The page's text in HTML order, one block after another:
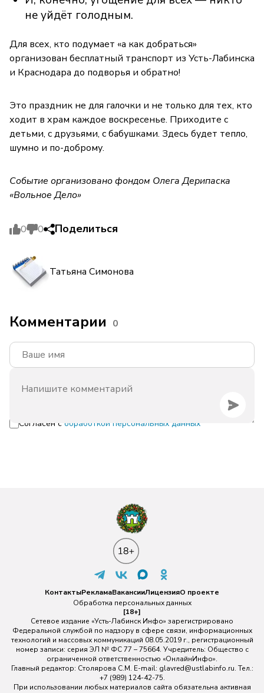
не уйдёт голодным.
Для всех, кто подумает «а как добраться»
организован бесплатный транспорт из Усть-Лабинска
и Краснодара до подворья и обратно!
Это праздник не для галочки и не только для тех, кто
ходит в храм каждое воскресенье. Приходите с
детьми, с друзьями, с бабушками. Здесь будет тепло,
шумно и по-доброму.
Событие организовано фондом Олега Дерипаска
«Вольное Дело»
0 0 Поделиться
Татьяна Симонова
Комментарии 0
Согласен с обработкой персональных данных
КонтактыРекламаВакансииЛицензияО проекте
Обработка персональных данных
[18+]
Сетевое издание «Усть-Лабинск Инфо» зарегистрировано
Федеральной службой по надзору в сфере связи, информационных
технологий и массовых коммуникаций 08.05.2019 г., регистрационный
номер записи: серия ЭЛ № ФС 77 – 75664. Учредитель: Общество с
ограниченной ответственностью «ОнлайнИнфо».
Главный редактор: Столярова С.М. E-mail: glavred@ustlabinfo.ru. Тел.:
+7 (989) 124-42-75.
При использовании любых материалов сайта обязательна активная